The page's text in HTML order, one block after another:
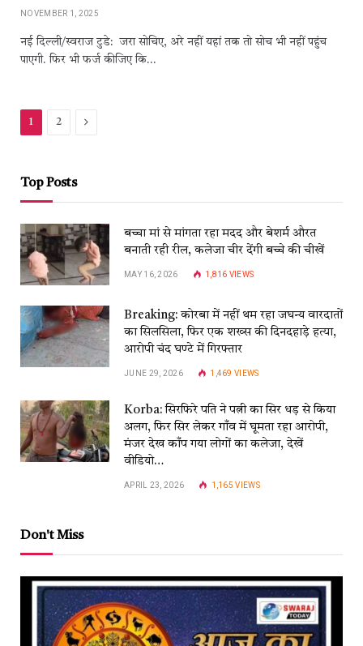
NOVEMBER 1, 2025
नई दिल्‍ली/स्वराज टुडे: जरा सोचिए, अरे नहीं यहां तक तो सोच भी नहीं पहुंच
पाएगी. फिर भी फर्ज कीजिए कि…
1 2 Next
Top Posts
बच्चा मां से मांगता रहा मदद और बेशर्म औरत
बनाती रही रील, कलेजा चीर देंगी बच्चे की चीखें
MAY 16, 2026 1,816 VIEWS
Breaking: कोरबा में नहीं थम रहा जघन्य वारदातों
का सिलसिला, फिर एक शख्स की दिनदहाड़े हत्या,
आरोपी चंद घण्टे में गिरफ्तार
JUNE 29, 2026 1,469VIEWS
Korba: सिरफिरे पति ने पत्नी का सिर धड़ से किया
अलग, फिर सिर लेकर गाँव में घूमता रहा आरोपी,
मंजर देख काँप गया लोगों का कलेजा, देखें
वीडियो…
APRIL 23, 2026 1,165VIEWS
Don't Miss